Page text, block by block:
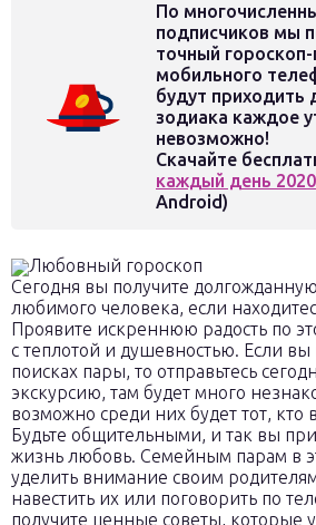
По
подписчиков мы
точный
мобильного
будут приходить
зодиака каждое
невозможно!
Скачайте
каждый день 2020
Android)
Любовный гороскоп
Сегодня вы получите
любимого человека, если
Проявите искреннюю радость по
с теплотой и душевностью. Если вы
поисках пары, то отправьтесь
экскурсию, там будет много
возможно среди них будет тот, кто
Будьте общительными, и так вы
жизнь любовь. Семейным парам в
уделить внимание своим
навестить их или поговорить по
получите ценные советы, которые